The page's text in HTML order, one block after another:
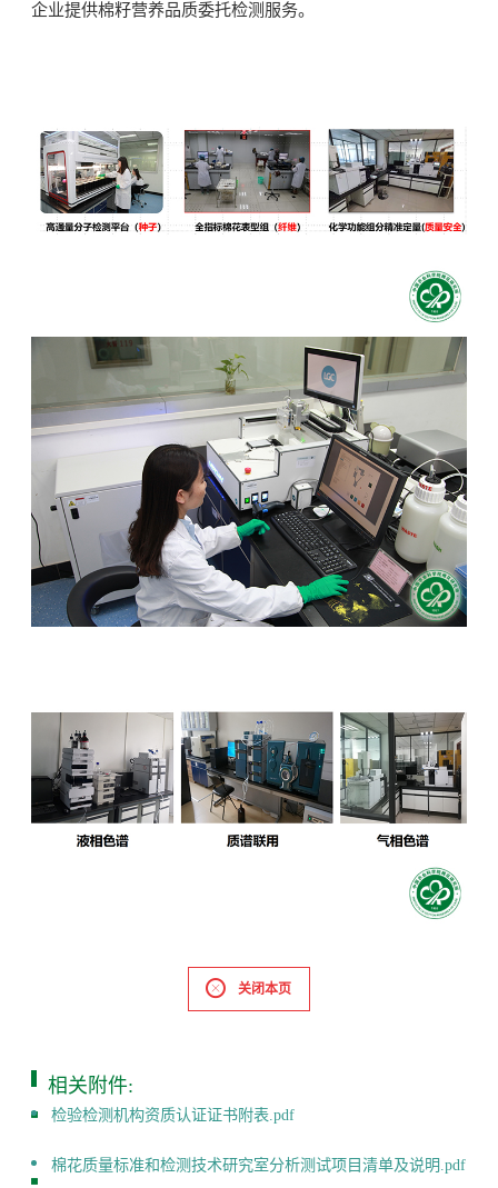
企业提供棉籽营养品质委托检测服务。
关闭本页
相关附件:
检验检测机构资质认证证书附表.pdf
棉花质量标准和检测技术研究室分析测试项目清单及说明.pdf